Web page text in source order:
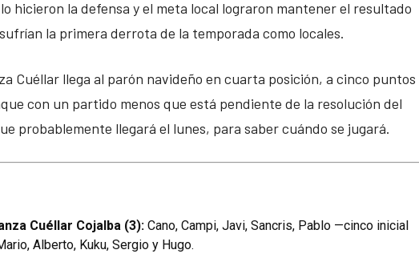
hicieron la defensa y el meta local lograron mantener el resultado
la primera derrota de la temporada como locales.
Cuéllar llega al parón navideño en cuarta posición, a cinco puntos
con un partido menos que está pendiente de la resolución del
probablemente llegará el lunes, para saber cuándo se jugará.
Cuéllar Cojalba (3): Cano, Campi, Javi, Sancris, Pablo —cinco inicial
Alberto, Kuku, Sergio y Hugo.